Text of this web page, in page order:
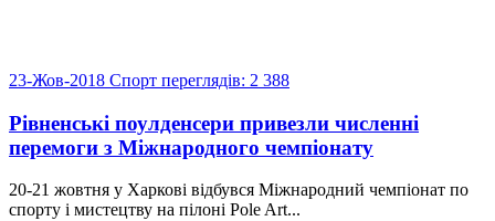
23-Жов-2018 Спорт переглядів: 2 388
Рівненські поулденсери привезли численні
перемоги з Міжнародного чемпіонату
20-21 жовтня у Харкові відбувся Міжнародний чемпіонат по
спорту і мистецтву на пілоні Pole Art...